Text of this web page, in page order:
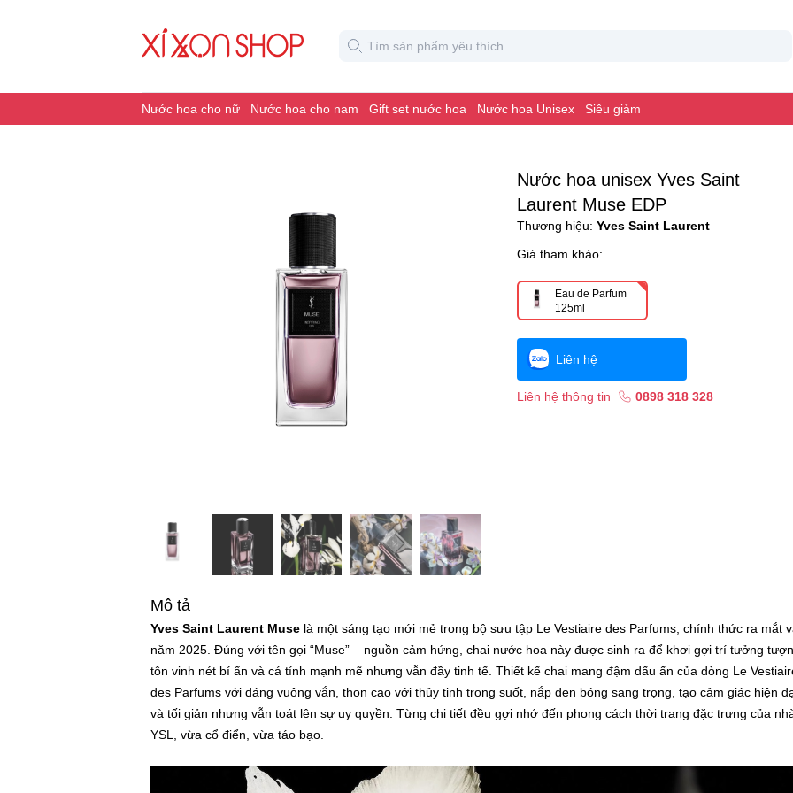
Nước hoa cho nữ Nước hoa cho nam Gift set nước hoa Nước hoa Unisex Siêu giảm
Nước hoa unisex Yves Saint
Laurent Muse EDP
Thương hiệu: Yves Saint Laurent
Giá tham khảo:
Eau de Parfum
125ml
Liên hệ
Liên hệ thông tin 0898 318 328
Mô tả
Yves Saint Laurent Muse là một sáng tạo mới mẻ trong bộ sưu tập Le Vestiaire des Parfums, chính thức ra mắt
năm 2025. Đúng với tên gọi “Muse” – nguồn cảm hứng, chai nước hoa này được sinh ra để khơi gợi trí tưởng
tôn vinh nét bí ẩn và cá tính mạnh mẽ nhưng vẫn đầy tinh tế. Thiết kế chai mang đậm dấu ấn của dòng Le
des Parfums với dáng vuông vắn, thon cao với thủy tinh trong suốt, nắp đen bóng sang trọng, tạo cảm giác hiện
và tối giản nhưng vẫn toát lên sự uy quyền. Từng chi tiết đều gợi nhớ đến phong cách thời trang đặc trưng của
YSL, vừa cổ điển, vừa táo bạo.